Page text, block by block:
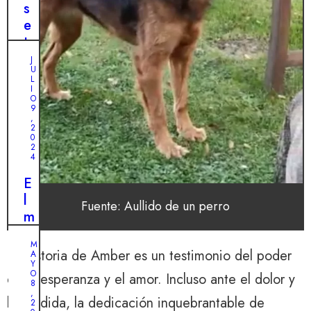
Fuente: Aullido de un perro
La historia de Amber es un testimonio del poder
de la esperanza y el amor. Incluso ante el dolor y
la pérdida, la dedicación inquebrantable de
s
e
t
n
o
m
a
d
e
p
u
é
J
U
L
I
O
9
,
2
0
2
4
E
l
m
m
M
A
Y
O
8
,
2